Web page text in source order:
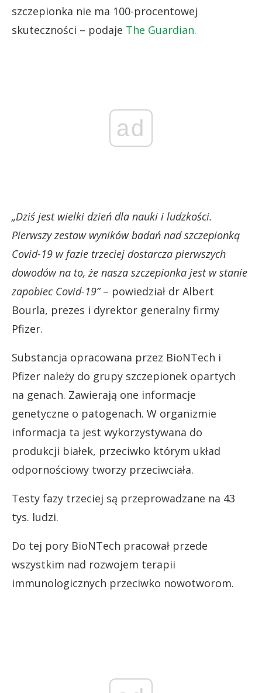
szczepionka nie ma 100-procentowej
skuteczności – podaje The Guardian.
ad
„Dziś jest wielki dzień dla nauki i ludzkości.
Pierwszy zestaw wyników badań nad szczepionką
Covid-19 w fazie trzeciej dostarcza pierwszych
dowodów na to, że nasza szczepionka jest w stanie
zapobiec Covid-19”– powiedział dr Albert
Bourla, prezes i dyrektor generalny firmy
Pfizer.
Substancja opracowana przez BioNTech i
Pfizer należy do grupy szczepionek opartych
na genach. Zawierają one informacje
genetyczne o patogenach. W organizmie
informacja ta jest wykorzystywana do
produkcji białek, przeciwko którym układ
odpornościowy tworzy przeciwciała.
Testy fazy trzeciej są przeprowadzane na 43
tys. ludzi.
Do tej pory BioNTech pracował przede
wszystkim nad rozwojem terapii
immunologicznych przeciwko nowotworom.